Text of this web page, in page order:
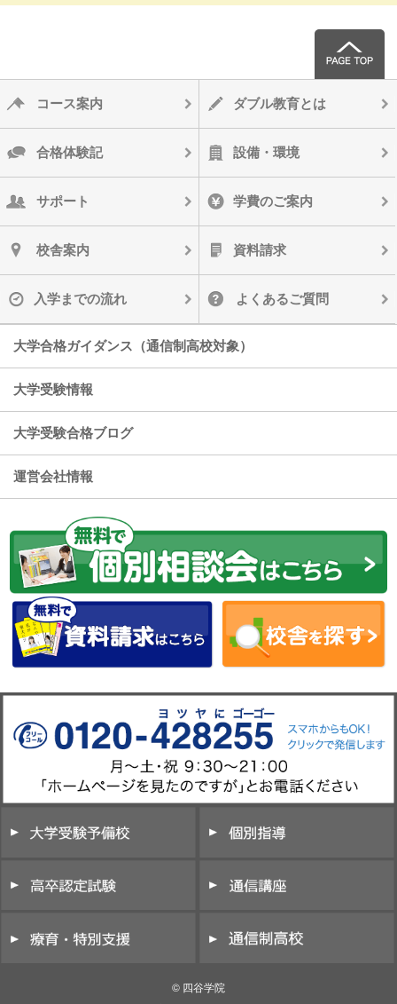
コース案内 ダブル教育とは
合格体験記 設備・環境
サポート 学費のご案内
校舎案内 資料請求
入学までの流れ よくあるご質問
大学合格ガイダンス（通信制高校対象）
大学受験情報
大学受験合格ブログ
運営会社情報
© 四谷学院